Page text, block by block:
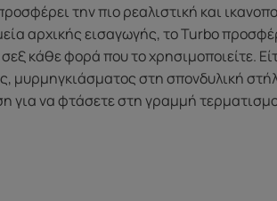
την πιο ρεαλιστική και
αρχικής εισαγωγής, το Turbo
κάθε φορά που το χρησιμοποιείτε.
μυρμηγκιάσματος στη σπονδυλική
για να φτάσετε στη γραμμή